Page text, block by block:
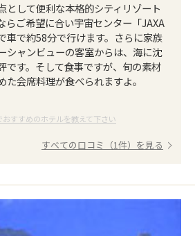
として便利な本格的シティリゾート
らご希望に合い宇宙センター「JAXA
車で約58分で行けます。さらに家族
シャンビューの客室からは、海に沈
です。そして食事ですが、旬の素材
た会席料理が食べられますよ。
おすすめのホテルを教えて下さい
すべての口コミ（1件）を見る